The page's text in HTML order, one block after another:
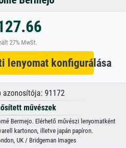
27% MwSt.
lenyomat konfigurálása
azonosítója: 91172
művészek
Bermejo. Elérhető művészi lenyomatként
kartonon, illetve japán papíron.
UK / Bridgeman Images